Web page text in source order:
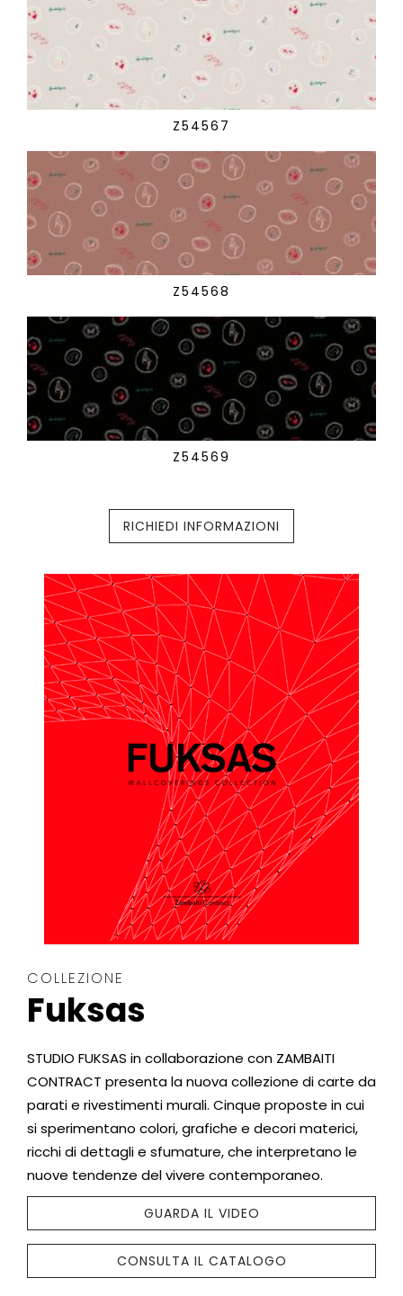
Z54567
Z54568
Z54569
RICHIEDI INFORMAZIONI
COLLEZIONE
Fuksas
STUDIO FUKSAS in collaborazione con ZAMBAITI
CONTRACT presenta la nuova collezione di carte da
parati e rivestimenti murali. Cinque proposte in cui
si sperimentano colori, grafiche e decori materici,
ricchi di dettagli e sfumature, che interpretano le
nuove tendenze del vivere contemporaneo.
GUARDA IL VIDEO
CONSULTA IL CATALOGO